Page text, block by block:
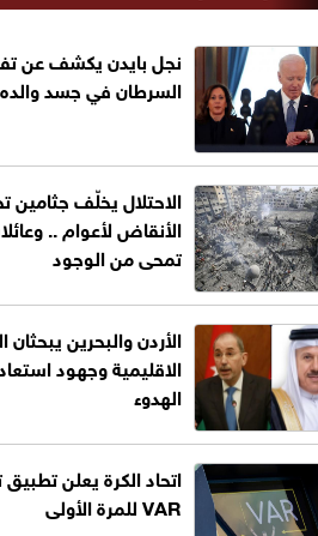
نجل بايدن يكشف عن
السرطان في جسد والده
الاحتلال يخلّف جثامين
الأنقاض لأعوام ..
تمحى من الوجود
الأردن والبحرين يبحثان
الاقليمية وجهود
الهدوء
اتحاد الكرة يعلن تطبيق
VAR للمرة الأولى